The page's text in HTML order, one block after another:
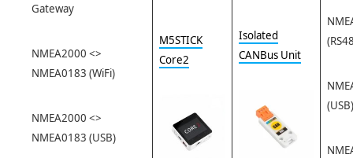
Gateway
NMEA2000 <>
NMEA0183 (WiFi)
NMEA2000 <>
NMEA0183 (USB)
M5STICK
Core2
Isolated
CANBus Unit
(USB)